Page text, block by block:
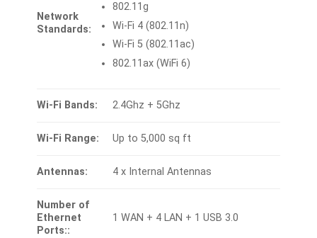
Network
Standards:
802.11g
Wi-Fi 4 (802.11n)
Wi-Fi 5 (802.11ac)
802.11ax (WiFi 6)
Wi-Fi Bands: 2.4Ghz + 5Ghz
Wi-Fi Range: Up to 5,000 sq ft
Antennas: 4 x Internal Antennas
Number of
Ethernet
Ports::
1 WAN + 4 LAN + 1 USB 3.0